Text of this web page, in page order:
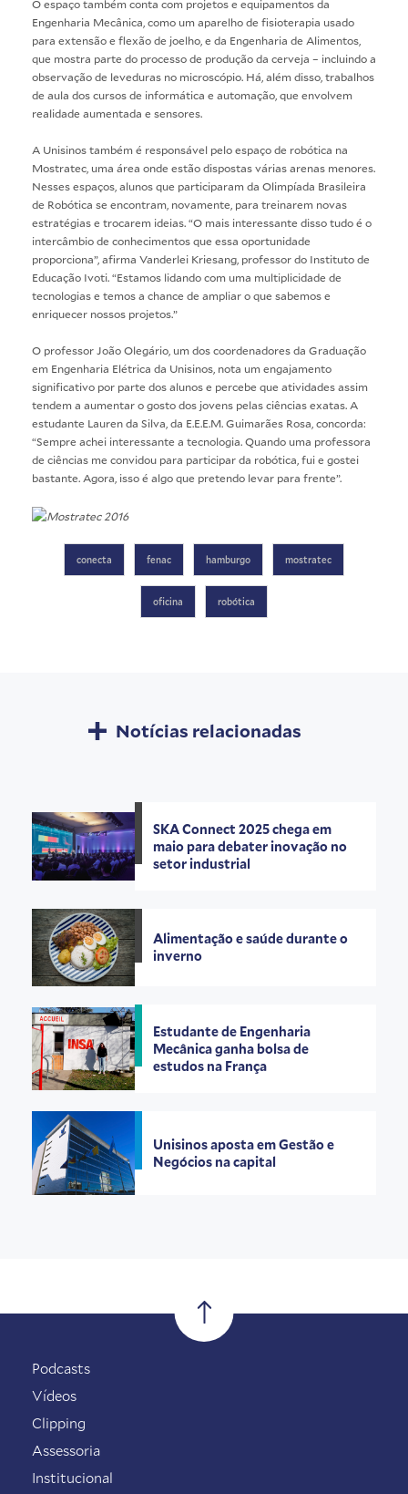
O espaço também conta com projetos e equipamentos da
Engenharia Mecânica, como um aparelho de fisioterapia usado
para extensão e flexão de joelho, e da Engenharia de Alimentos,
que mostra parte do processo de produção da cerveja – incluindo a
observação de leveduras no microscópio. Há, além disso, trabalhos
de aula dos cursos de informática e automação, que envolvem
realidade aumentada e sensores.
A Unisinos também é responsável pelo espaço de robótica na
Mostratec, uma área onde estão dispostas várias arenas menores.
Nesses espaços, alunos que participaram da Olimpíada Brasileira
de Robótica se encontram, novamente, para treinarem novas
estratégias e trocarem ideias. “O mais interessante disso tudo é o
intercâmbio de conhecimentos que essa oportunidade
proporciona”, afirma Vanderlei Kriesang, professor do Instituto de
Educação Ivoti. “Estamos lidando com uma multiplicidade de
tecnologias e temos a chance de ampliar o que sabemos e
enriquecer nossos projetos.”
O professor João Olegário, um dos coordenadores da Graduação
em Engenharia Elétrica da Unisinos, nota um engajamento
significativo por parte dos alunos e percebe que atividades assim
tendem a aumentar o gosto dos jovens pelas ciências exatas. A
estudante Lauren da Silva, da E.E.E.M. Guimarães Rosa, concorda:
“Sempre achei interessante a tecnologia. Quando uma professora
de ciências me convidou para participar da robótica, fui e gostei
bastante. Agora, isso é algo que pretendo levar para frente”.
conecta fenac hamburgo mostratec
oficina robótica
Notícias relacionadas
SKA Connect 2025 chega em
maio para debater inovação no
setor industrial
Alimentação e saúde durante o
inverno
Estudante de Engenharia
Mecânica ganha bolsa de
estudos na França
Unisinos aposta em Gestão e
Negócios na capital
Podcasts
Vídeos
Clipping
Assessoria
Institucional